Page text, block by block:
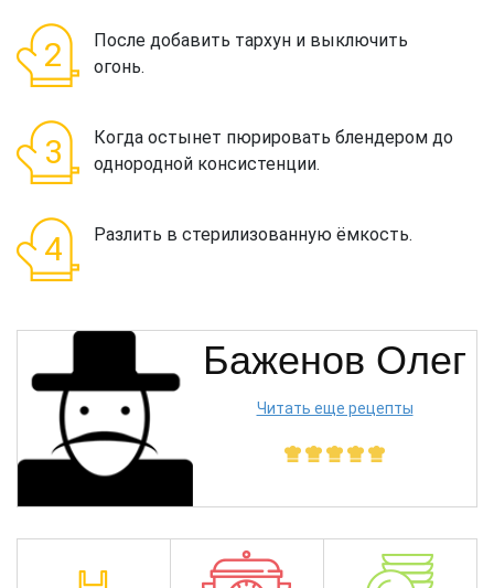
После добавить тархун и выключить
огонь.
Когда остынет пюрировать блендером до
однородной консистенции.
Разлить в стерилизованную ёмкость.
Баженов Олег
Читать еще рецепты